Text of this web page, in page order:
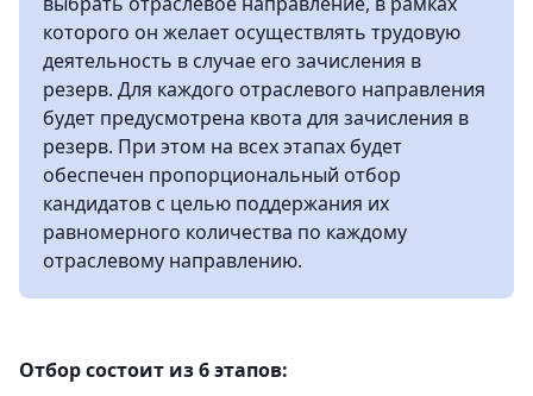
которого он желает осуществлять трудовую
деятельность в случае его зачисления в
резерв. Для каждого отраслевого направления
будет предусмотрена квота для зачисления в
резерв. При этом на всех этапах будет
обеспечен пропорциональный отбор
кандидатов с целью поддержания их
равномерного количества по каждому
отраслевому направлению.
Отбор состоит из 6 этапов: